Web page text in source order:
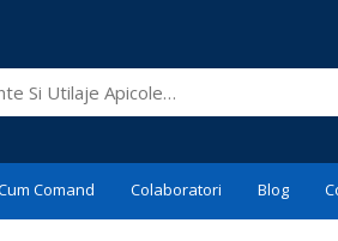
Comand Colaboratori Blog